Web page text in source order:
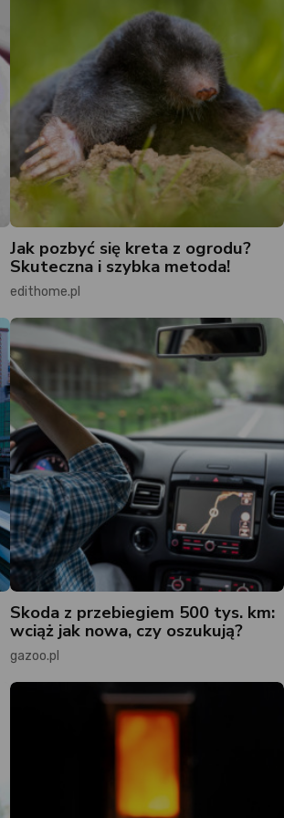
Jak pozbyć się kreta z ogrodu?
Skuteczna i szybka metoda!
edithome.pl
Skoda z przebiegiem 500 tys. km:
wciąż jak nowa, czy oszukują?
gazoo.pl